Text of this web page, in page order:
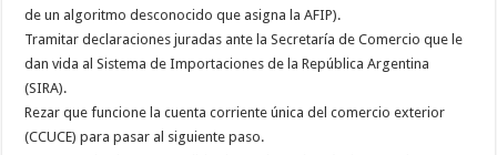
de un algoritmo desconocido que asigna la AFIP).
Tramitar declaraciones juradas ante la Secretaría de Comercio que le
dan vida al Sistema de Importaciones de la República Argentina
(SIRA).
Rezar que funcione la cuenta corriente única del comercio exterior
(CCUCE) para pasar al siguiente paso.